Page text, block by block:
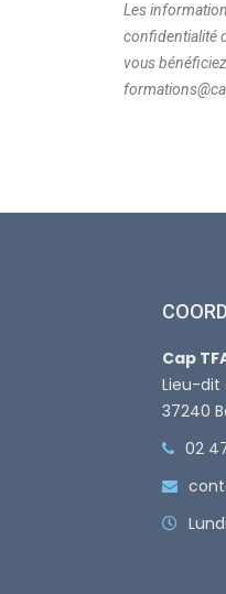
Les
confidentialité
vous
Cap
Lieu-dit
37240
02